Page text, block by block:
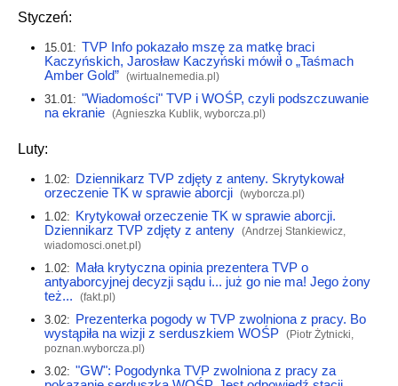
Styczeń:
15.01: TVP Info pokazało mszę za matkę braci
Kaczyńskich, Jarosław Kaczyński mówił o „Taśmach
Amber Gold” (wirtualnemedia.pl)
31.01: "Wiadomości" TVP i WOŚP, czyli podszczuwanie
na ekranie (Agnieszka Kublik, wyborcza.pl)
Luty:
1.02: Dziennikarz TVP zdjęty z anteny. Skrytykował
orzeczenie TK w sprawie aborcji (wyborcza.pl)
1.02: Krytykował orzeczenie TK w sprawie aborcji.
Dziennikarz TVP zdjęty z anteny (Andrzej Stankiewicz,
wiadomosci.onet.pl)
1.02: Mała krytyczna opinia prezentera TVP o
antyaborcyjnej decyzji sądu i... już go nie ma! Jego żony
też...
(fakt.pl)
3.02: Prezenterka pogody w TVP zwolniona z pracy. Bo
wystąpiła na wizji z serduszkiem WOŚP (Piotr Żytnicki,
poznan.wyborcza.pl)
3.02: "GW": Pogodynka TVP zwolniona z pracy za